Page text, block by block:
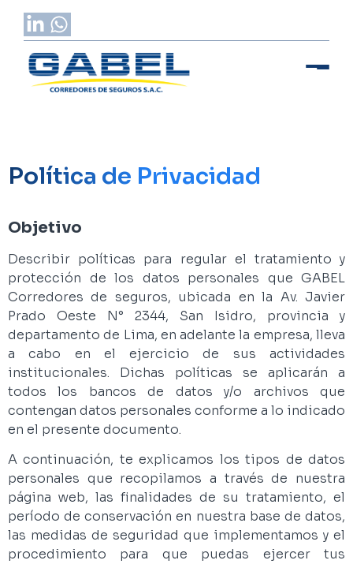
Política de Privacidad
Objetivo
Describir políticas para regular el tratamiento y
protección de los datos personales que GABEL
Corredores de seguros, ubicada en la Av. Javier
Prado Oeste N° 2344, San Isidro, provincia y
departamento de Lima, en adelante la empresa, lleva
a cabo en el ejercicio de sus actividades
institucionales. Dichas políticas se aplicarán a
todos los bancos de datos y/o archivos que
contengan datos personales conforme a lo indicado
en el presente documento.
A continuación, te explicamos los tipos de datos
personales que recopilamos a través de nuestra
página web, las finalidades de su tratamiento, el
período de conservación en nuestra base de datos,
las medidas de seguridad que implementamos y el
procedimiento para que puedas ejercer tus